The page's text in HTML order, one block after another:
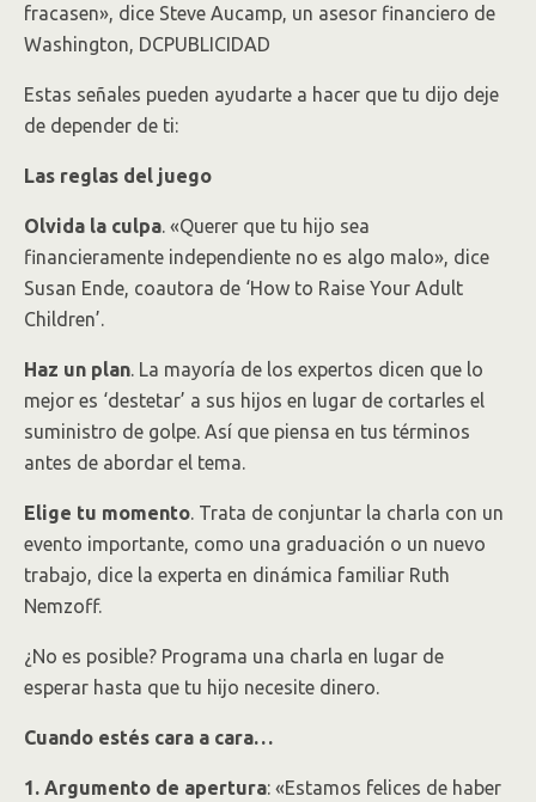
fracasen», dice Steve Aucamp, un asesor financiero de
Washington, DCPUBLICIDAD
Estas señales pueden ayudarte a hacer que tu dijo deje
de depender de ti:
Las reglas del juego
Olvida la culpa. «Querer que tu hijo sea
financieramente independiente no es algo malo», dice
Susan Ende, coautora de ‘How to Raise Your Adult
Children’.
Haz un plan. La mayoría de los expertos dicen que lo
mejor es ‘destetar’ a sus hijos en lugar de cortarles el
suministro de golpe. Así que piensa en tus términos
antes de abordar el tema.
Elige tu momento. Trata de conjuntar la charla con un
evento importante, como una graduación o un nuevo
trabajo, dice la experta en dinámica familiar Ruth
Nemzoff.
¿No es posible? Programa una charla en lugar de
esperar hasta que tu hijo necesite dinero.
Cuando estés cara a cara…
1. Argumento de apertura: «Estamos felices de haber